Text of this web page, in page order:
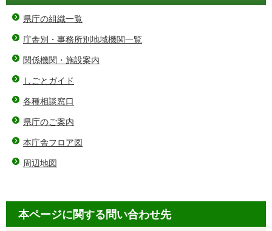
県庁の組織一覧
庁舎別・事務所別地域機関一覧
関係機関・施設案内
しごとガイド
各種相談窓口
県庁のご案内
本庁舎フロア図
周辺地図
本ページに関する問い合わせ先